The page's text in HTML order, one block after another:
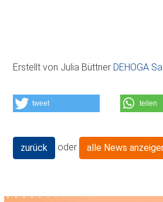
Erstellt von Julia Büttner DEHOGA
tweet teilen
zurück oder alle News